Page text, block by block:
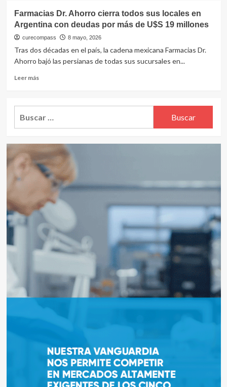
Farmacias Dr. Ahorro cierra todos sus locales en
Argentina con deudas por más de U$S 19 millones
curecompass 8 mayo, 2026
Tras dos décadas en el país, la cadena mexicana Farmacias Dr.
Ahorro bajó las persianas de todas sus sucursales en...
Leer másLeer
Farmacias
Dr.
todos
sus
locales
en
Argentina
con
deudas
por
más
de
U$S
19